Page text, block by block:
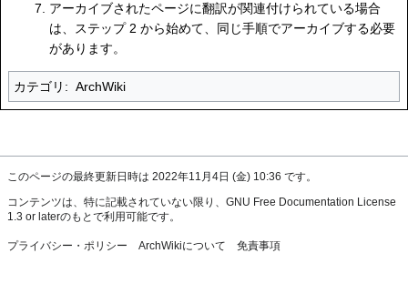
アーカイブされたページに翻訳が関連付けられている場合
は、ステップ 2 から始めて、同じ手順でアーカイブする必要
があります。
カテゴリ : ArchWiki
このページの最終更新日時は 2022年11月4日 (金) 10:36 です。
コンテンツは、特に記載されていない限り、 GNU Free Documentation License
1.3 or laterのもとで利用可能です。
プライバシー・ポリシー ArchWikiについて 免責事項